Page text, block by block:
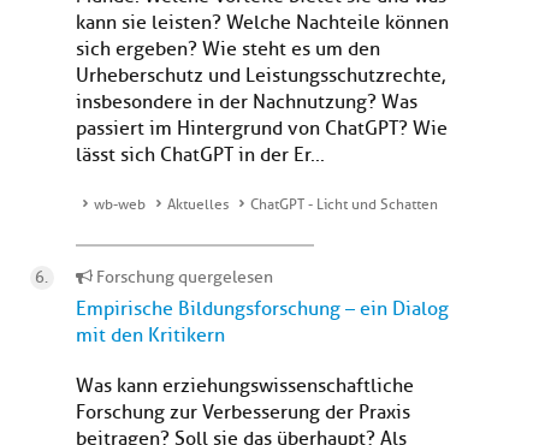
kann sie leisten? Welche Nachteile können
sich ergeben? Wie steht es um den
Urheberschutz und Leistungsschutzrechte,
insbesondere in der Nachnutzung? Was
passiert im Hintergrund von ChatGPT? Wie
lässt sich ChatGPT in der Er...
wb-web Aktuelles ChatGPT - Licht und Schatten
Forschung quergelesen
Empirische Bildungsforschung – ein Dialog
mit den Kritikern
Was kann erziehungswissenschaftliche
Forschung zur Verbesserung der Praxis
beitragen? Soll sie das überhaupt? Als